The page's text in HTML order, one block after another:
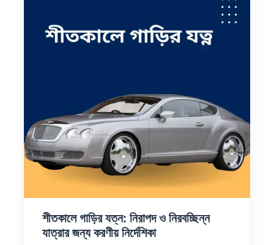
শীতকালে গাড়ির যত্ন: নিরাপদ ও নিরবচ্ছিন্ন
যাত্রার জন্য করণীয় নির্দেশিকা